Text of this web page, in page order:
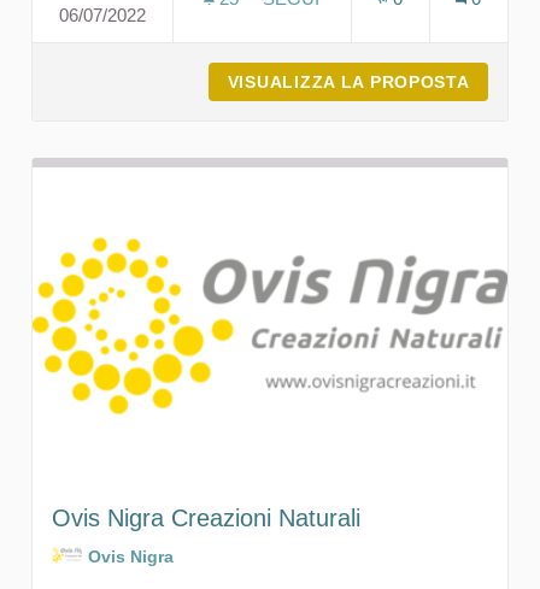
06/07/2022
VISUALIZZA LA PROPOSTA
Ovis Nigra Creazioni Naturali
Ovis Nigra